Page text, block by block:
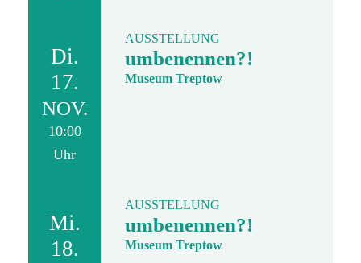
Di.
17.
NOV.
10:00
Uhr
AUSSTELLUNG
umbenennen?!
Museum Treptow
Mi.
18.
AUSSTELLUNG
umbenennen?!
Museum Treptow